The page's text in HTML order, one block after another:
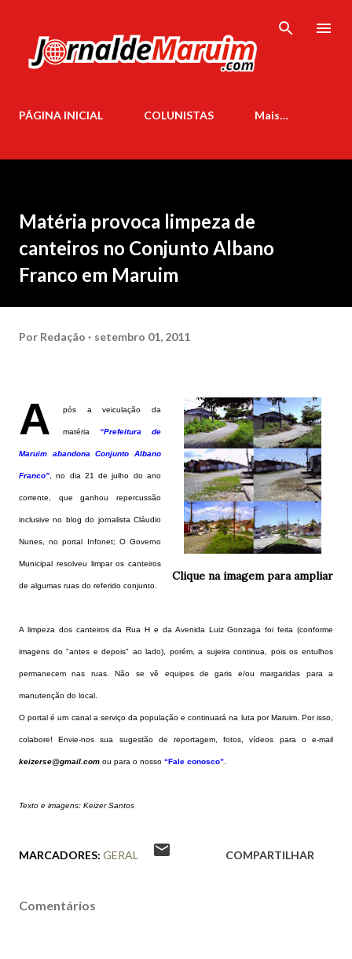
PÁGINA INICIAL COLUNISTAS Mais…
Matéria provoca limpeza de
canteiros no Conjunto Albano
Franco em Maruim
Por Redação setembro 01, 2011
Clique na imagem para ampliar
A pós a veiculação da
matéria “Prefeitura de
Maruim abandona Conjunto Albano
Franco” , no dia 21 de julho do ano
corrente, que ganhou repercussão
inclusive no blog do jornalista Cláudio
Nunes, no portal Infonet; O Governo
Municipal resolveu limpar os canteiros
de algumas ruas do referido conjunto.
A limpeza dos canteiros da Rua H e da Avenida Luiz Gonzaga foi feita (conforme
imagens do "antes e depois" ao lado), porém, a sujeira continua, pois os entulhos
permanecem nas ruas. Não se vê equipes de garis e/ou margaridas para a
manutenção do local.
O portal é um canal a serviço da população e continuará na luta por Maruim. Por isso,
colabore! Envie-nos sua sugestão de reportagem, fotos, vídeos para o e-mail
keizerse@gmail.com ou para o nosso “Fale conosco”
Texto e imagens: Keizer Santos
MARCADORES: GERAL COMPARTILHAR
Comentários